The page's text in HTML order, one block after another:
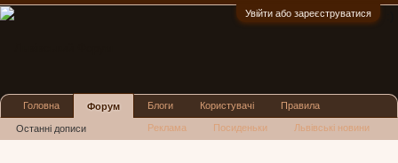
Увійти або зареєструватися
Головна Форум
Останні дописи
Блоги Користувачі Правила
Реклама Посиденьки Львівські новини